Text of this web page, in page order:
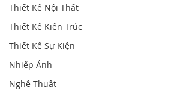
Thiết Kế Nội Thất
Thiết Kế Kiến Trúc
Thiết Kế Sự Kiện
Nhiếp Ảnh
Nghệ Thuật